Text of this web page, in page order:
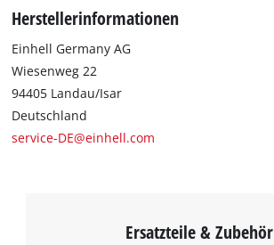
werden.
Herstellerinformationen
Einhell Germany AG
Wiesenweg 22
94405 Landau/Isar
Deutschland
service-DE@einhell.com
Ersatzteile & Zubehör